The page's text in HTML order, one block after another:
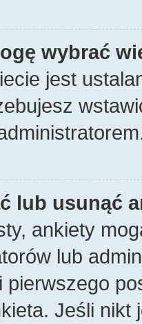
wybrać
jest
lub usunąć
ankiety
lub
pierwszego
Jeśli nikt